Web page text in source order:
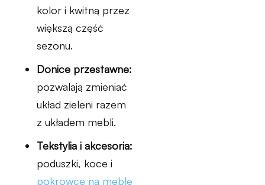
kolor i kwitną przez
większą część
sezonu.
Donice przestawne:
pozwalają zmieniać
układ zieleni razem
z układem mebli.
Tekstylia i akcesoria:
poduszki, koce i
pokrowce na meble